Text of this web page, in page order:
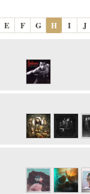
E F G H I J